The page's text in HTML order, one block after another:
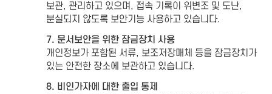
보관, 관리하고 있으며, 접속 기록이 위변조 및 도난,
분실되지 않도록 보안기능 사용하고 있습니다.
7. 문서보안을 위한 잠금장치 사용
개인정보가 포함된 서류, 보조저장매체 등을 잠금장치가
있는 안전한 장소에 보관하고 있습니다.
8. 비인가자에 대한 출입 통제